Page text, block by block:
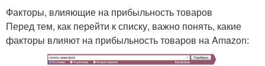
Факторы, влияющие на прибыльность товаров
Перед тем, как перейти к списку, важно понять, какие
факторы влияют на прибыльность товаров на Amazon: